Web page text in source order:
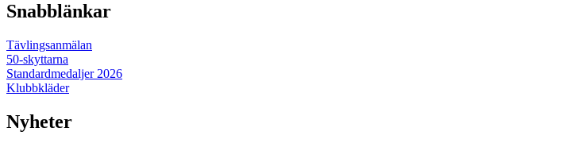
Snabblänkar
Tävlingsanmälan
50-skyttarna
Standardmedaljer 2026
Klubbkläder
Nyheter